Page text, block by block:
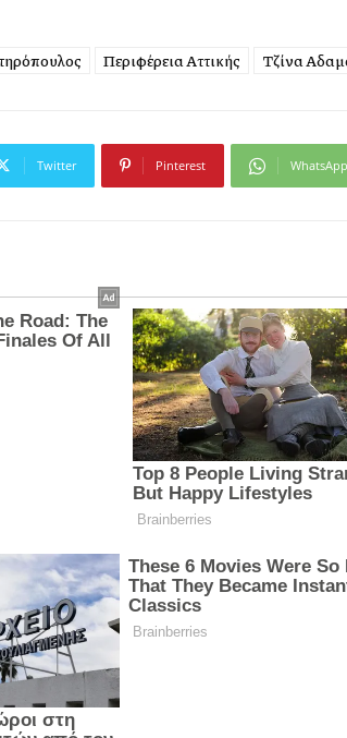
Περιφέρεια Αττικής Τζίνα
Twitter Pinterest WhatsApp